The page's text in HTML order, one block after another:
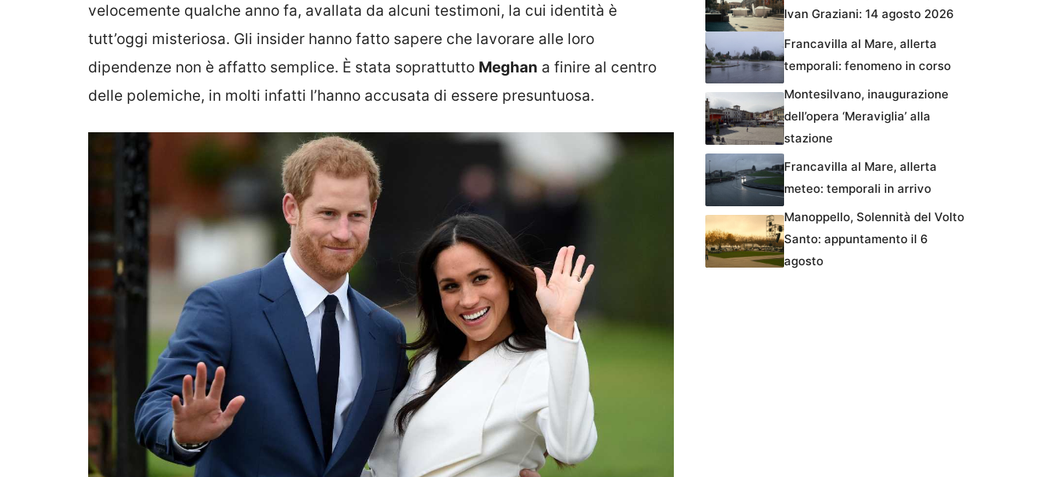
velocemente qualche anno fa, avallata da alcuni testimoni, la cui identità è
tutt’oggi misteriosa. Gli insider hanno fatto sapere che lavorare alle loro
dipendenze non è affatto semplice. È stata soprattutto Meghan a finire al centro
delle polemiche, in molti infatti l’hanno accusata di essere presuntuosa.
Ivan Graziani: 14 agosto 2026
Francavilla al Mare, allerta
temporali: fenomeno in corso
Montesilvano, inaugurazione
dell’opera ‘Meraviglia’ alla
stazione
Francavilla al Mare, allerta
meteo: temporali in arrivo
Manoppello, Solennità del Volto
Santo: appuntamento il 6
agosto